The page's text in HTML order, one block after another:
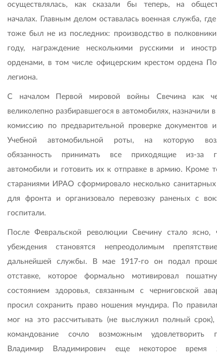
осуществлялась, как сказали бы теперь, на
началах. Главным делом оставалась воен­ная служба,
тоже был не из последних: производство в
году, награждение несколькими русскими и
орденами, в том числе офицерским крестом ордена
легиона.
С началом Первой мировой войны Свечина как
великолепно разбиравшегося в автомобилях, назначили
комиссию по предварительной проверке документов
Учебной автомобильной роты, на которую
обязанность принимать все приходящие из-за
автомобили и готовить их к отправке в армию. Кроме
стараниями ИРАО сформировало несколько
для фронта и организовало перевозку раненых с
госпитали.
После Февральской революции Свечину стало ясно,
убеждения становятся непреодолимым
дальнейшей службы. В мае 1917-го он подал
отставке, которое формально мотивировал
состоянием здоровья, связанным с черниговской
просил сохранить право ношения мундира. По
мог на это рассчитывать (не выслужил полный срок),
командование сочло возможным удовлетворить
Владимир Владимирович еще некоторое